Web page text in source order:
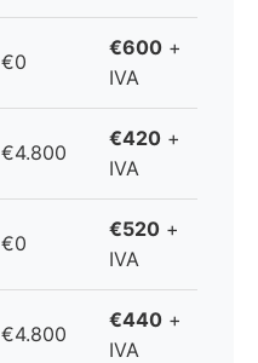
€0
€600 +
IVA
€4.800
€420 +
IVA
€0
€520 +
IVA
€4.800
€440 +
IVA